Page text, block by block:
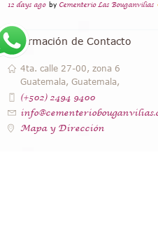
12 days ago by Cementerio Las Bouganvilias
Información de Contacto
4ta. calle 27-00, zona 6
Guatemala, Guatemala,
(+502) 2494 9400
Mapa y Dirección